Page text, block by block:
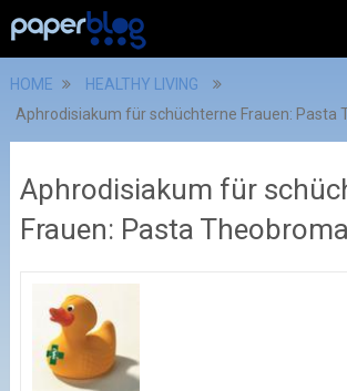
HOME
HEALTHY LIVING
Aphrodisiakum für schüchterne Frauen: Pasta
Aphrodisiakum für
Frauen: Pasta